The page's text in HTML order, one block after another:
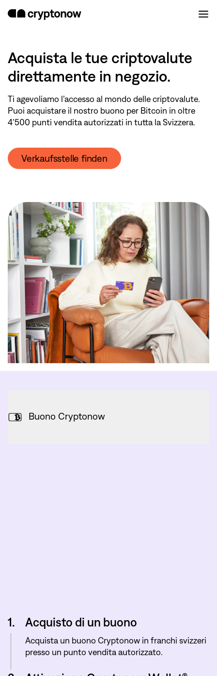
Acquista le tue criptovalute
direttamente in negozio.
Ti agevoliamo l’accesso al mondo delle criptovalute.
Puoi acquistare il nostro buono per Bitcoin in oltre
4’500 punti vendita autorizzati in tutta la Svizzera.
Verkaufsstelle finden
Buono Cryptonow
1. Acquisto di un buono
Acquista un buono Cryptonow in franchi svizzeri
presso un punto vendita autorizzato.